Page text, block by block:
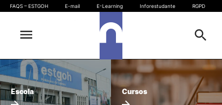
Escola
Cursos
FAQS – ESTGOH E-mail E-Learning Inforestudante
RGPD
Pesquisa
Escola Cursos